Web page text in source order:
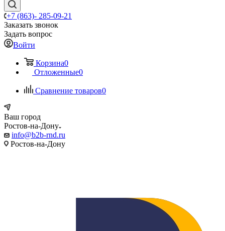
+7 (863)- 285-09-21
Заказать звонок
Задать вопрос
Войти
Корзина0
Отложенные0
Сравнение товаров0
Ваш город
Ростов-на-Дону
info@b2b-rnd.ru
Ростов-на-Дону